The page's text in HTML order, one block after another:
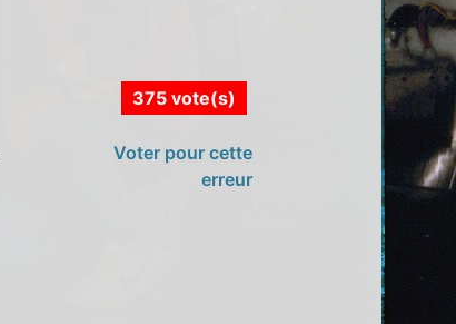
375 vote(s)
Voter pour cette
erreur